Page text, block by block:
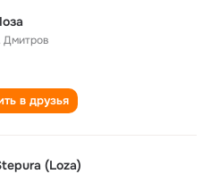
Дмитров
в друзья
(Loza)